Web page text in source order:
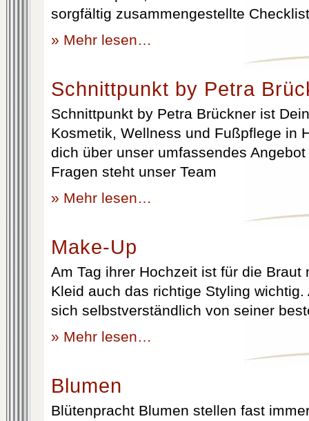
sorgfältig zusammengestellte
» Mehr lesen…
Schnittpunkt by Petra
Schnittpunkt by Petra Brückner ist
Kosmetik, Wellness und Fußpflege in
dich über unser umfassendes
Fragen steht unser Team
» Mehr lesen…
Make-Up
Am Tag ihrer Hochzeit ist für die Braut
Kleid auch das richtige Styling
sich selbstverständlich von seiner
» Mehr lesen…
Blumen
Blütenpracht Blumen stellen fast